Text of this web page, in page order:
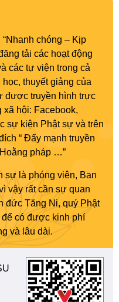
chóng – Kịp
tải các hoạt động
các tự viện trong cả
thuyết giảng của
được truyền hình trực
xã hội: Facebook,
sự kiện Phật sự và trên
“ Đẩy mạnh truyền
pháp …”
sự là phóng viên, Ban
vậy rất cần sự quan
đức Tăng Ni, quý Phật
có được kinh phí
và lâu dài.